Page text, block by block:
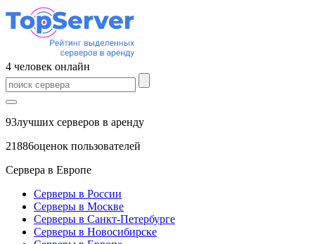
4 человек онлайн
93лучших серверов в аренду
21886оценок пользователей
Сервера в Европе
Серверы в России
Серверы в Москве
Серверы в Санкт-Петербурге
Серверы в Новосибирске